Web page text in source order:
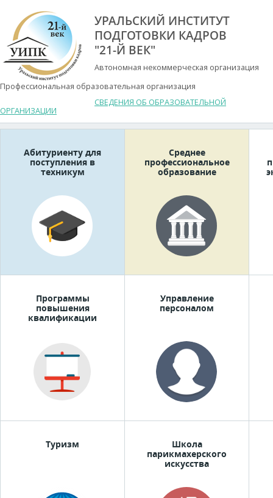
УРАЛЬСКИЙ ИНСТИТУТ
ПОДГОТОВКИ КАДРОВ
"21-Й ВЕК"
Автономная некоммерческая организация
Профессиональная образовательная организация
СВЕДЕНИЯ ОБ ОБРАЗОВАТЕЛЬНОЙ
ОРГАНИЗАЦИИ
Абитуриенту для
поступления в
техникум
Среднее
профессиональное
образование
Программы
повышения
квалификации
Управление
персоналом
Туризм
Школа
парикмахерского
искусства